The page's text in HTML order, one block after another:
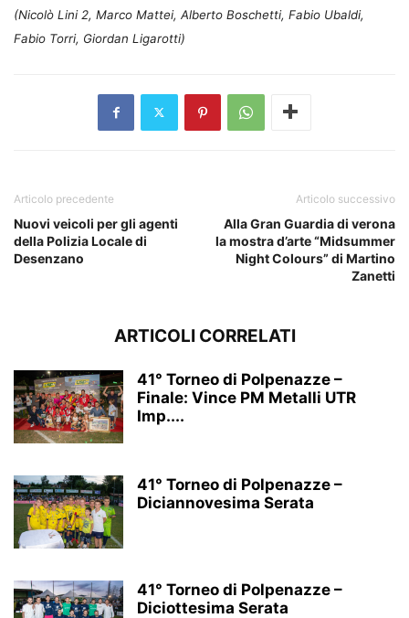
(Nicolò Lini 2, Marco Mattei, Alberto Boschetti, Fabio Ubaldi,
Fabio Torri, Giordan Ligarotti)
Articolo precedente
Nuovi veicoli per gli agenti
della Polizia Locale di
Desenzano
Articolo successivo
Alla Gran Guardia di verona
la mostra d’arte “Midsummer
Night Colours” di Martino
Zanetti
ARTICOLI CORRELATI
41° Torneo di Polpenazze –
Finale: Vince PM Metalli UTR
Imp....
41° Torneo di Polpenazze –
Diciannovesima Serata
41° Torneo di Polpenazze –
Diciottesima Serata